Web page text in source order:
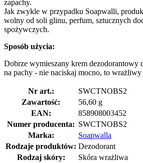
zapachy.
Jak zwykle w przypadku Soapwalli,
wolny od soli glinu, perfum, sztucznych
spożywczych.
Sposób użycia:
Dobrze wymieszany krem dezodorantowy
na pachy - nie naciskaj mocno, to wrażliwy
Nr art.:
SWCTNOBS2
Zawartość:
56,60 g
EAN:
858908003452
Numer producenta: SWCTNOBS2
Marka:
Soapwalla
Rodzaje produktów: Dezodorant
Rodzaj skóry:
Skóra wrażliwa